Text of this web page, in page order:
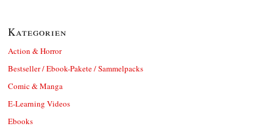
Kategorien
Action & Horror
Bestseller / Ebook-Pakete / Sammelpacks
Comic & Manga
E-Learning Videos
Ebooks